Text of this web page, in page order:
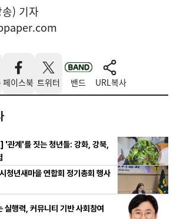
) 기자
페이스북 트위터 밴드 URL복사
관계'를 짓는 청년들: 강화, 강북,
년새마을 연합회 정기총회 행사
실행력, 커뮤니티 기반 사회참여